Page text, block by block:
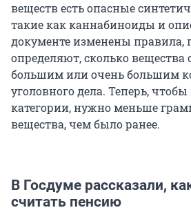
веществ есть опасные
такие как каннабиноиды и
документе изменены правила,
определяют, сколько вещества
большим или очень большим
уголовного дела. Теперь,
категории, нужно меньше
вещества, чем было ранее.
В Госдуме рассказали,
считать пенсию